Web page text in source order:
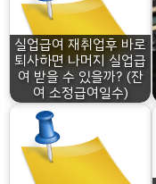
실업급여 재취업후 바로
퇴사하면 나머지 실업급
여 받을 수 있을까? (잔
여 소정급여일수)